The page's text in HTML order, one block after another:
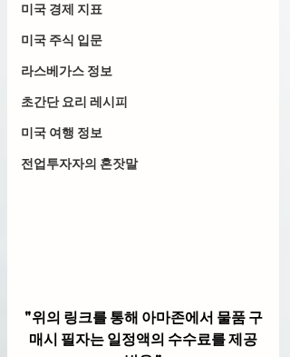
미국 경제 지표
미국 주식 입문
라스베가스 정보
초간단 요리 레시피
미국 여행 정보
전업투자자의 혼잣말
"위의 링크를 통해 아마존에서 물품 구
매시 필자는 일정액의 수수료를 제공